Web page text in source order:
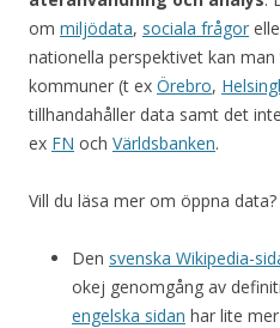
om miljödata, sociala frågor
nationella perspektivet kan
kommuner (t ex Örebro,
tillhandahåller data samt det
ex FN och Världsbanken.
Vill du läsa mer om öppna
Den svenska Wikipedia-
okej genomgång av
engelska sidan har lite